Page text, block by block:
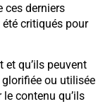
ces derniers
critiqués pour
et qu’ils peuvent
glorifiée ou utilisée
contenu qu’ils